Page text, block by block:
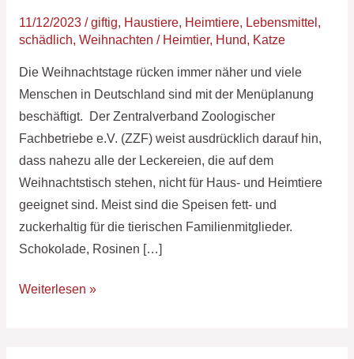
11/12/2023 /giftig, Haustiere, Heimtiere, Lebensmittel ,
schädlich, Weihnachten / Heimtier, Hund, Katze
Die Weihnachtstage rücken immer näher und viele
Menschen in Deutschland sind mit der Menüplanung
beschäftigt. Der Zentralverband Zoologischer
Fachbetriebe e.V. (ZZF) weist ausdrücklich darauf hin,
dass nahezu alle der Leckereien, die auf dem
Weihnachtstisch stehen, nicht für Haus- und Heimtiere
geeignet sind. Meist sind die Speisen fett- und
zuckerhaltig für die tierischen Familienmitglieder.
Schokolade, Rosinen […]
mit
tiergerechter
verwöhnen
Weiterlesen »